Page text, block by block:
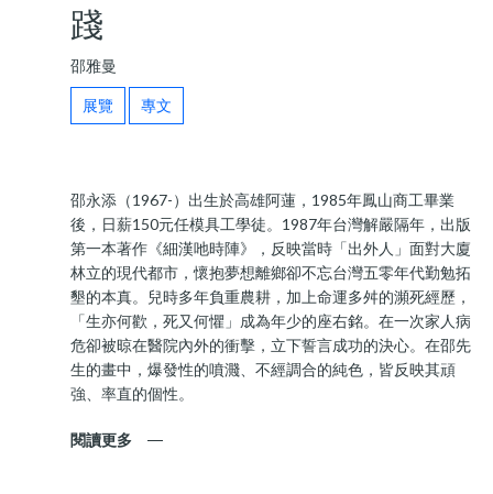
踐
邵雅曼
展覽 專文
邵永添（1967-）出生於高雄阿蓮，1985年鳳山商工畢業
後，日薪150元任模具工學徒。1987年台灣解嚴隔年，出版
第一本著作《細漢吔時陣》，反映當時「出外人」面對大廈
林立的現代都市，懷抱夢想離鄉卻不忘台灣五零年代勤勉拓
墾的本真。兒時多年負重農耕，加上命運多舛的瀕死經歷，
「生亦何歡，死又何懼」成為年少的座右銘。在一次家人病
危卻被晾在醫院內外的衝擊，立下誓言成功的決心。在邵先
生的畫中，爆發性的噴濺、不經調合的純色，皆反映其頑
強、率直的個性。
閱讀更多